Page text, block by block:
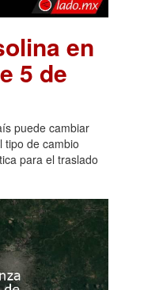
en
5 de
puede cambiar
tipo de cambio
para el traslado